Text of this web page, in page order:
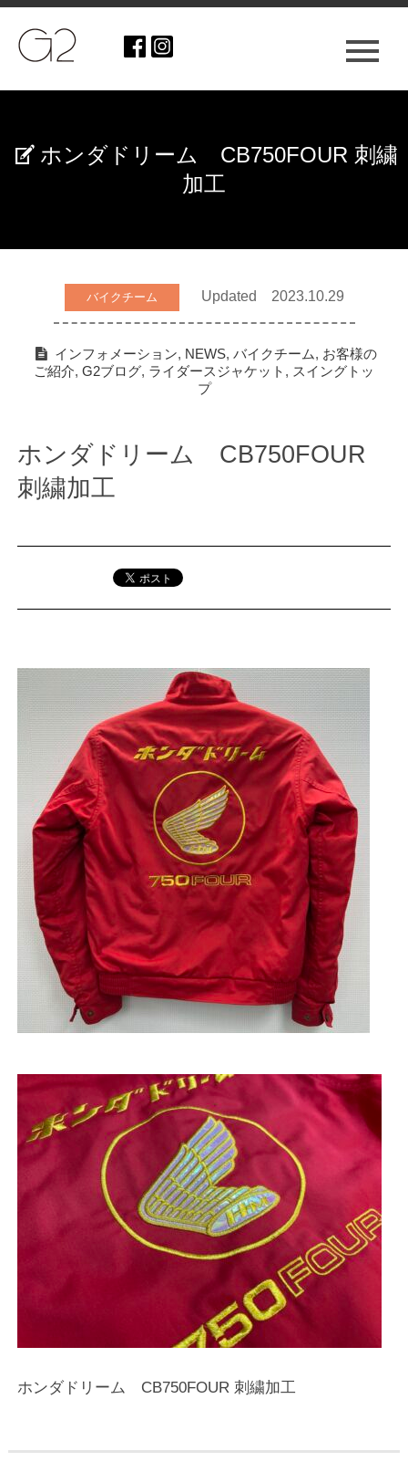
ホンダドリーム CB750FOUR 刺繍
加工
バイクチーム Updated 2023.10.29
インフォメーション, NEWS, バイクチーム, お客様の
ご紹介, G2ブログ, ライダースジャケット , スイングトッ
プ
ホンダドリーム CB750FOUR
刺繍加工
ホンダドリーム CB750FOUR 刺繍加工